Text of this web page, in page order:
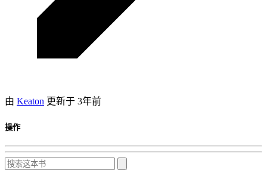
由 Keaton 更新于 3年前
操作